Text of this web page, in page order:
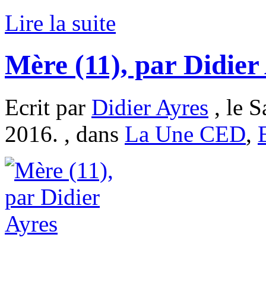
Lire la suite
Mère (11), par Didier
Ecrit par Didier Ayres , le
2016. , dans La Une CED,